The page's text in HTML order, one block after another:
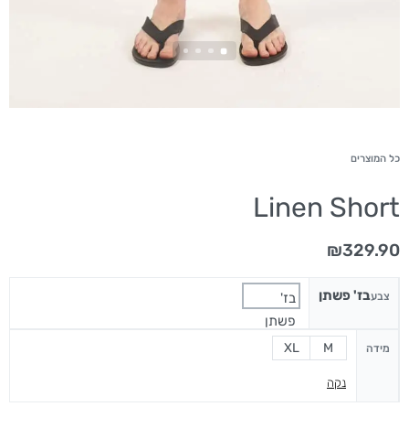
כל המוצרים
Linen Short
₪329.90
צבעבז' פשתן
בז'
פשתן
מידה M
XL
נקה